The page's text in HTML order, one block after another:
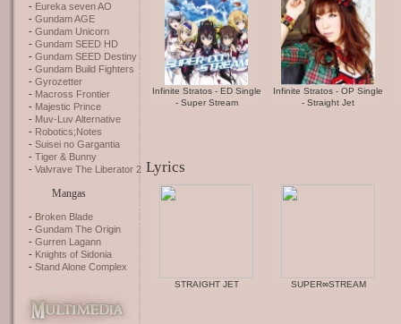
Eureka seven AO
Gundam AGE
Gundam Unicorn
Gundam SEED HD
Gundam SEED Destiny
Gundam Build Fighters
Gyrozetter
Macross Frontier
Majestic Prince
Muv-Luv Alternative
Robotics;Notes
Suisei no Gargantia
Tiger & Bunny
Valvrave The Liberator 2
Mangas
Broken Blade
Gundam The Origin
Gurren Lagann
Knights of Sidonia
Stand Alone Complex
Infinite Stratos - ED Single
- Super Stream
Infinite Stratos - OP Single
- Straight Jet
Lyrics
STRAIGHT JET SUPER∞STREAM